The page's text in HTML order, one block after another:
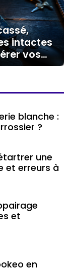
intactes
vos
avec OTG,
blanche :
?
une
et erreurs à
et
en